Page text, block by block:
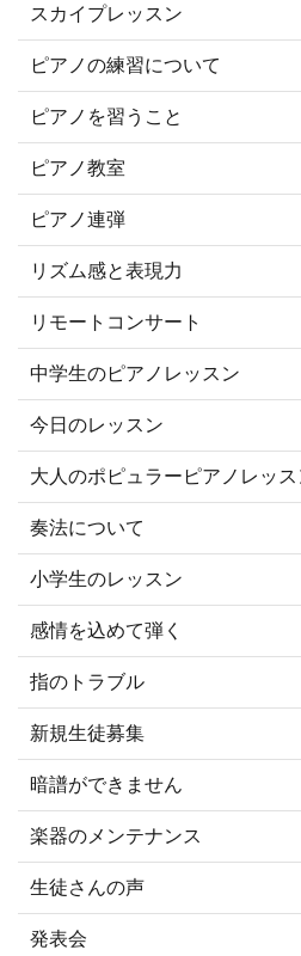
スカイプレッスン
ピアノの練習について
ピアノを習うこと
ピアノ教室
ピアノ連弾
リズム感と表現力
リモートコンサート
中学生のピアノレッスン
今日のレッスン
大人のポピュラーピアノレッス
奏法について
小学生のレッスン
感情を込めて弾く
指のトラブル
新規生徒募集
暗譜ができません
楽器のメンテナンス
生徒さんの声
発表会